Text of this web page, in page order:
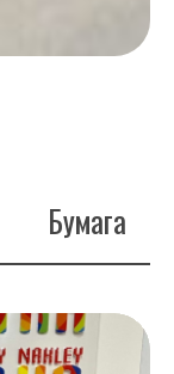
Бумага